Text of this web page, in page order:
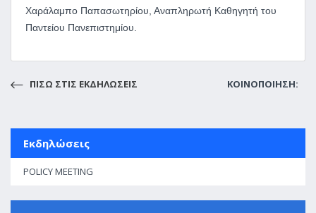
Χαράλαμπο Παπασωτηρίου, Αναπληρωτή Καθηγητή του
Παντείου Πανεπιστημίου.
ΠΙΣΩ ΣΤΙΣ ΕΚΔΗΛΩΣΕΙΣ ΚΟΙΝΟΠΟΙΗΣΗ:
Εκδηλώσεις
POLICY MEETING